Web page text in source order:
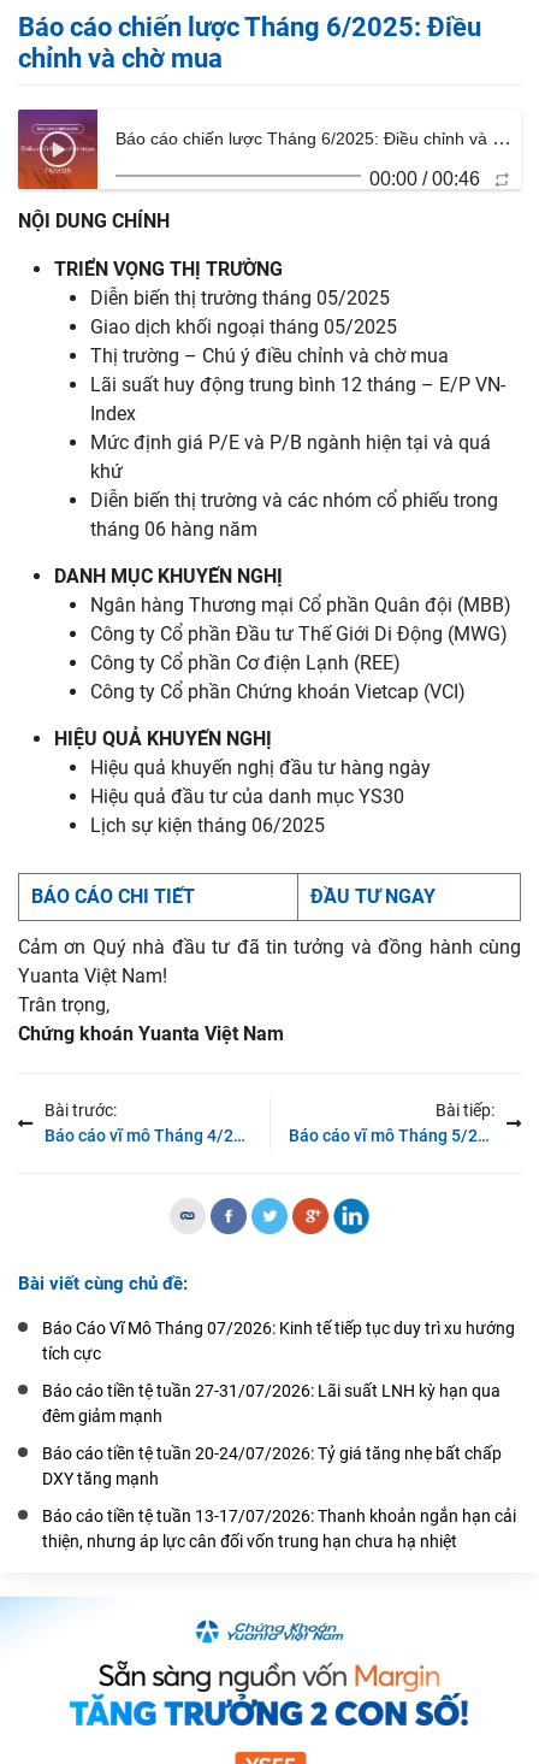
Báo cáo chiến lược Tháng 6/2025: Điều
chỉnh và chờ mua
Báo cáo chiến lược Tháng 6/2025: Điều chỉnh và chờ mua
00:00 /00:46
NỘI DUNG CHÍNH
TRIỂN VỌNG THỊ TRƯỜNG
Diễn biến thị trường tháng 05/2025
Giao dịch khối ngoại tháng 05/2025
Thị trường – Chú ý điều chỉnh và chờ mua
Lãi suất huy động trung bình 12 tháng – E/P VN-
Index
Mức định giá P/E và P/B ngành hiện tại và quá
khứ
Diễn biến thị trường và các nhóm cổ phiếu trong
tháng 06 hàng năm
DANH MỤC KHUYẾN NGHỊ
Ngân hàng Thương mại Cổ phần Quân đội (MBB)
Công ty Cổ phần Đầu tư Thế Giới Di Động (MWG)
Công ty Cổ phần Cơ điện Lạnh (REE)
Công ty Cổ phần Chứng khoán Vietcap (VCI)
HIỆU QUẢ KHUYẾN NGHỊ
Hiệu quả khuyến nghị đầu tư hàng ngày
Hiệu quả đầu tư của danh mục YS30
Lịch sự kiện tháng 06/2025
BÁO CÁO CHI TIẾT ĐẦU TƯ NGAY
Cảm ơn Quý nhà đầu tư đã tin tưởng và đồng hành cùng
Yuanta Việt Nam!
Trân trọng,
Chứng khoán Yuanta Việt Nam
Bài trước:
Báo cáo vĩ mô Tháng 4/2025: Thuế đối ứng chưa phản ánh nhiều vào tình hình kinh tế tháng 4
Bài tiếp:
Báo cáo vĩ mô Tháng 5/2025: Tiêu dùng nội địa và đầu tư công thể hiện vai trò trong tăng trưởng kinh tế
Bài viết cùng chủ đề:
Báo Cáo Vĩ Mô Tháng 07/2026: Kinh tế tiếp tục duy trì xu hướng
tích cực
Báo cáo tiền tệ tuần 27-31/07/2026: Lãi suất LNH kỳ hạn qua
đêm giảm mạnh
Báo cáo tiền tệ tuần 20-24/07/2026: Tỷ giá tăng nhẹ bất chấp
DXY tăng mạnh
Báo cáo tiền tệ tuần 13-17/07/2026: Thanh khoản ngắn hạn cải
thiện, nhưng áp lực cân đối vốn trung hạn chưa hạ nhiệt